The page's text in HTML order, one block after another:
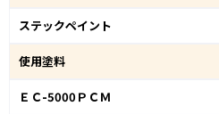
ステックペイント
使用塗料
ＥＣ-5000ＰＣＭ